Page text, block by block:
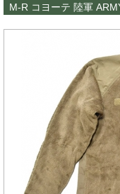
M-R コヨーテ 陸軍